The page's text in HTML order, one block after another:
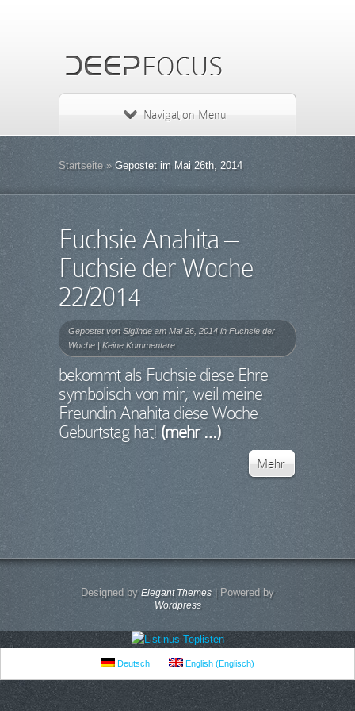
Navigation Menu
Startseite »Gepostet im Mai 26th, 2014
Fuchsie Anahita –
Fuchsie der Woche
22/2014
Gepostet vonSiglindeam Mai 26, 2014 inFuchsie der
Woche |Keine Kommentare
bekommt als Fuchsie diese Ehre
symbolisch von mir, weil meine
Freundin Anahita diese Woche
Geburtstag hat! (mehr …)
Mehr
Designed by Elegant Themes| Powered by
Wordpress
Deutsch English (Englisch)